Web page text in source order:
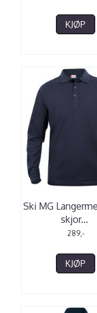
KJØP
Ski MG
skjor...
289,-
KJØP